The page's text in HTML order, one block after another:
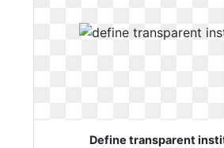
Define transparent